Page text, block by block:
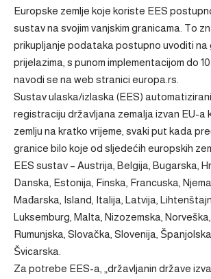
Europske zemlje koje koriste EES
sustav na svojim vanjskim granicama. To
prikupljanje podataka postupno uvoditi na
prijelazima, s punom implementacijom do
navodi se na web stranici europa.rs.
Sustav ulaska/izlaska (EES)
registraciju državljana zemalja izvan EU-a
zemlju na kratko vrijeme, svaki put kada
granice bilo koje od sljedećih europskih
EES sustav – Austrija, Belgija, Bugarska,
Danska, Estonija, Finska, Francuska,
Mađarska, Island, Italija, Latvija,
Luksemburg, Malta, Nizozemska,
Rumunjska, Slovačka, Slovenija,
Švicarska.
Za potrebe EES-a, „državljanin države